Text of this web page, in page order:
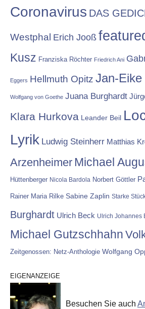
Coronavirus DAS
Westphal Erich Jooß
Kusz Franziska Röchter Friedrich Ani
Eggers Hellmuth Opitz Jan-
Wolfgang von Goethe Juana Burghardt
Klara Hurkova Leander Beil
Lyrik Ludwig Steinherr Matthias
Arzenheimer Michael
Hüttenberger Nicola Bardola Norbert Göttler
Rainer Maria Rilke Sabine Zaplin Starke
Burghardt Ulrich Beck Ulrich Johannes
Michael Gutzschhahn
Zeitgenossen: Netz-Anthologie Wolfgang
EIGENANZEIGE
Besuchen Sie auch